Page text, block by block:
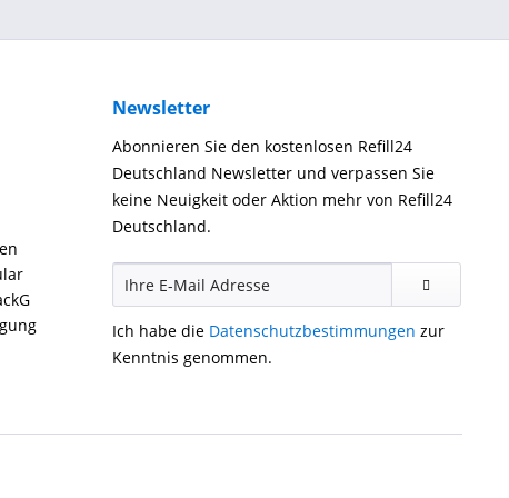
Newsletter
Abonnieren Sie den kostenlosen Refill24
Deutschland Newsletter und verpassen Sie
keine Neuigkeit oder Aktion mehr von Refill24
Deutschland.
Ich habe die Datenschutzbestimmungen zur
Kenntnis genommen.